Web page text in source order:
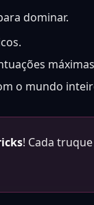
dominar.
o mundo
! Cada